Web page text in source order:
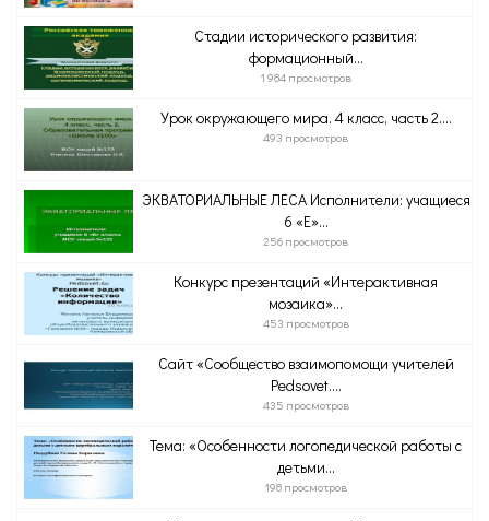
Стадии исторического развития:
формационный...
1 984 просмотров
Урок окружающего мира. 4 класс, часть 2....
493 просмотров
ЭКВАТОРИАЛЬНЫЕ ЛЕСА Исполнители: учащиеся
6 «Е»...
256 просмотров
Конкурс презентаций «Интерактивная
мозаика»...
453 просмотров
Сайт «Сообщество взаимопомощи учителей
Pedsovet....
435 просмотров
Тема: «Особенности логопедической работы с
детьми...
198 просмотров